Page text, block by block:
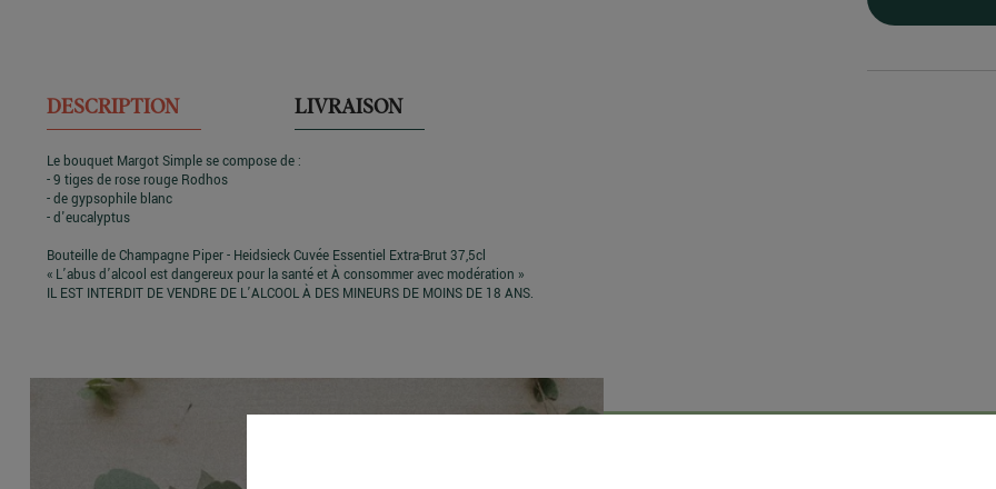
DESCRIPTION LIVRAISON
Le bouquet Margot Simple se compose de :
- 9 tiges de rose rouge Rodhos
- de gypsophile blanc
- d'eucalyptus
Bouteille de Champagne Piper - Heidsieck Cuvée Essentiel Extra-Brut 37,5cl
« L’abus d’alcool est dangereux pour la santé et À consommer avec modération »
IL EST INTERDIT DE VENDRE DE L’ALCOOL À DES MINEURS DE MOINS DE 18 ANS.